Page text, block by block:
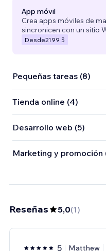
App móvil
Crea apps móviles de
sincronicen con un sitio
Desde2199 $
Pequeñas tareas (8)
Tienda online (4)
Desarrollo web (5)
Marketing y promoción
Reseñas 5,0(1)
5 Matthew